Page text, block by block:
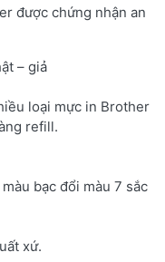
được chứng nhận an
– giả
loại mực in Brother
refill.
bạc đổi màu 7 sắc
xứ.